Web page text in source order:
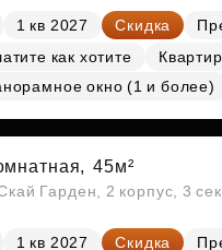
1 кв 2027 Скидка
как хотите
окно (1 и более)
45м²
Гарден, 2 корпус, 3
1 кв 2027 Скидка